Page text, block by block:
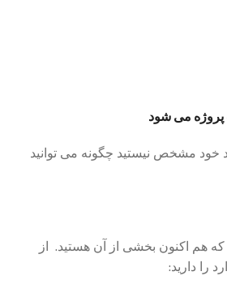
می شود
خود مشخص نیستید چگونه می توانید
که هم اکنون بخشی از آن هستید. از
را دارید: